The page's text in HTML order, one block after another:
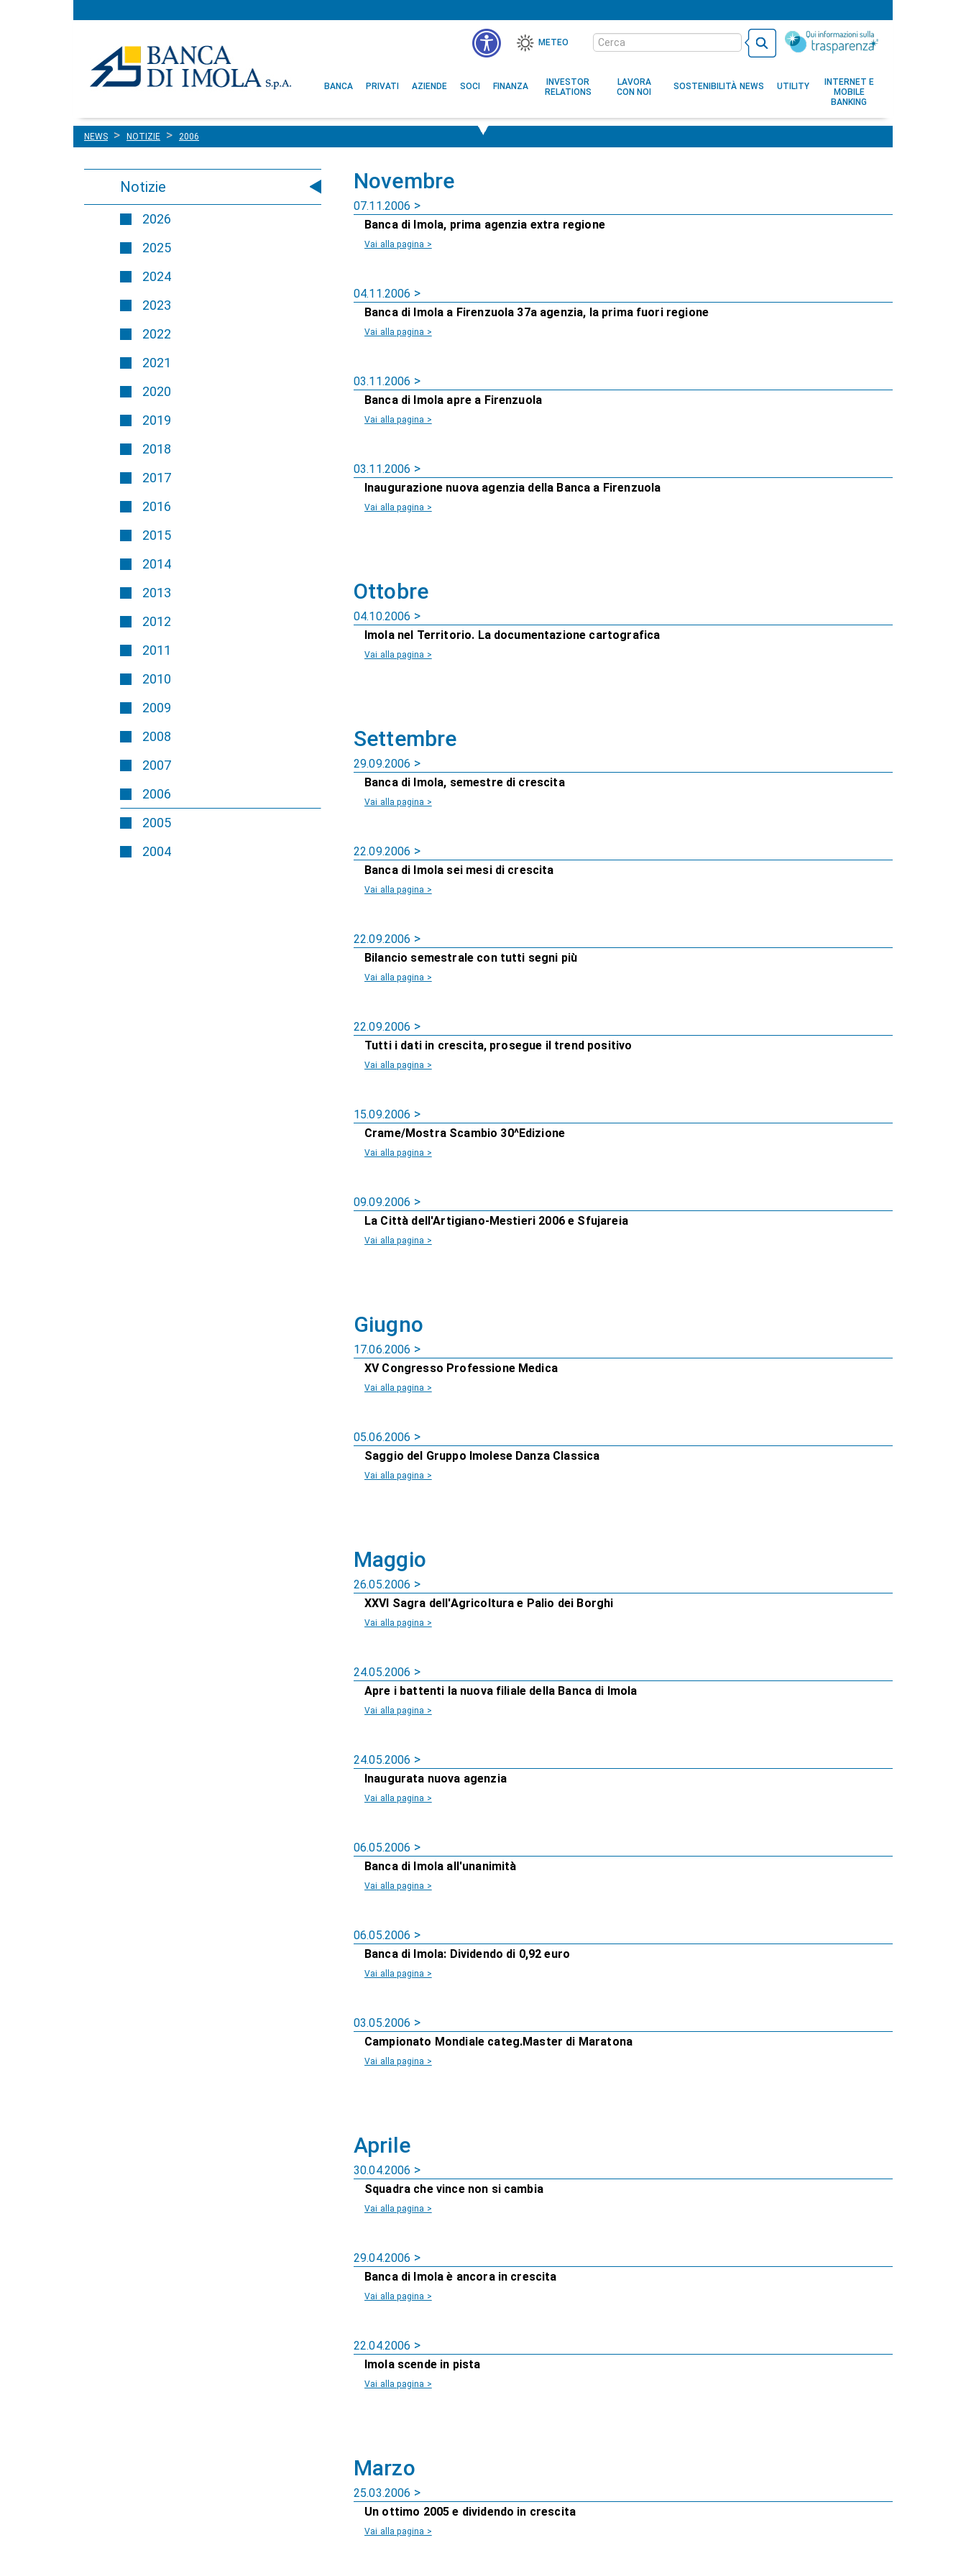
METEO
Cerca
nel
sito
principale
BANCA PRIVATI AZIENDE SOCI FINANZA
INVESTOR
RELATIONS
LAVORA
CON NOI
SOSTENIBILITÀ NEWS UTILITY
INTERNET E
MOBILE
BANKING
NEWS NOTIZIE 2006
Notizie
2026
2025
2024
2023
2022
2021
2020
2019
2018
2017
2016
2015
2014
2013
2012
2011
2010
2009
2008
2007
2006
2005
2004
Novembre
07.11.2006
Banca di Imola, prima agenzia extra regione
Vai alla pagina >
04.11.2006
Banca di Imola a Firenzuola 37a agenzia, la prima fuori regione
Vai alla pagina >
03.11.2006
Banca di Imola apre a Firenzuola
Vai alla pagina >
03.11.2006
Inaugurazione nuova agenzia della Banca a Firenzuola
Vai alla pagina >
Ottobre
04.10.2006
Imola nel Territorio. La documentazione cartografica
Vai alla pagina >
Settembre
29.09.2006
Banca di Imola, semestre di crescita
Vai alla pagina >
22.09.2006
Banca di Imola sei mesi di crescita
Vai alla pagina >
22.09.2006
Bilancio semestrale con tutti segni più
Vai alla pagina >
22.09.2006
Tutti i dati in crescita, prosegue il trend positivo
Vai alla pagina >
15.09.2006
Crame/Mostra Scambio 30^Edizione
Vai alla pagina >
09.09.2006
La Città dell'Artigiano-Mestieri 2006 e Sfujareia
Vai alla pagina >
Giugno
17.06.2006
XV Congresso Professione Medica
Vai alla pagina >
05.06.2006
Saggio del Gruppo Imolese Danza Classica
Vai alla pagina >
Maggio
26.05.2006
XXVI Sagra dell'Agricoltura e Palio dei Borghi
Vai alla pagina >
24.05.2006
Apre i battenti la nuova filiale della Banca di Imola
Vai alla pagina >
24.05.2006
Inaugurata nuova agenzia
Vai alla pagina >
06.05.2006
Banca di Imola all'unanimità
Vai alla pagina >
06.05.2006
Banca di Imola: Dividendo di 0,92 euro
Vai alla pagina >
03.05.2006
Campionato Mondiale categ.Master di Maratona
Vai alla pagina >
Aprile
30.04.2006
Squadra che vince non si cambia
Vai alla pagina >
29.04.2006
Banca di Imola è ancora in crescita
Vai alla pagina >
22.04.2006
Imola scende in pista
Vai alla pagina >
Marzo
25.03.2006
Un ottimo 2005 e dividendo in crescita
Vai alla pagina >